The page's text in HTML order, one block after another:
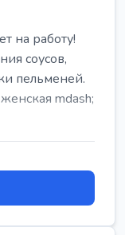
на работу!
соусов,
пельменей.
mdash;